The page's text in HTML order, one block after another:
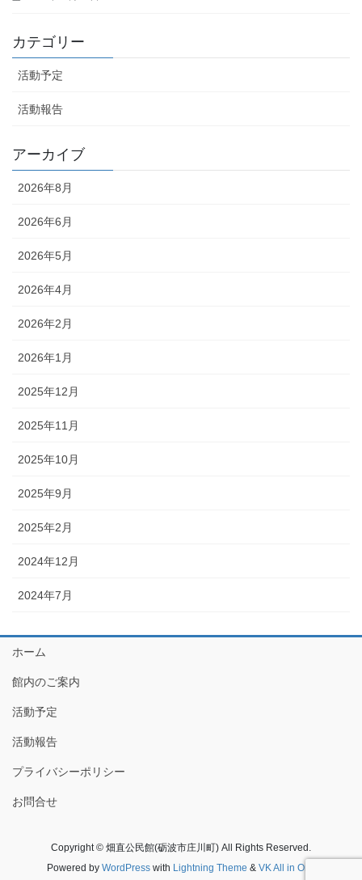
カテゴリー
活動予定
活動報告
アーカイブ
2026年8月
2026年6月
2026年5月
2026年4月
2026年2月
2026年1月
2025年12月
2025年11月
2025年10月
2025年9月
2025年2月
2024年12月
2024年7月
ホーム
館内のご案内
活動予定
活動報告
プライバシーポリシー
お問合せ
Copyright © 畑直公民館(砺波市庄川町) All Rights Reserved.
Powered by WordPresswith Lightning Theme & VK All in One